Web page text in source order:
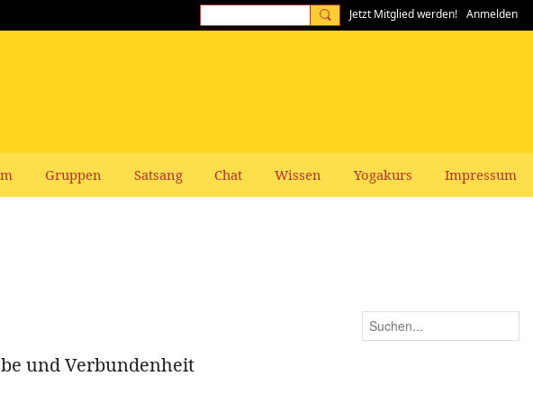
Jetzt Mitglied werden! Anmelden
Gruppen Satsang Chat Wissen Yogakurs Impressum
und Verbundenheit